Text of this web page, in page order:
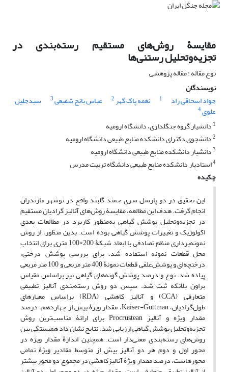
مقایسۀ روش‌های مستقیم رسته‌بندی در
تجزیه‌و‌تحلیل رستنی‌ها
نوع مقاله : مقاله پژوهشی
نویسندگان
جواد اسحاقی راد
1 نغمه پاک گهر2 عباس بانج شفیعی3 سیدجلیل
علوی4
1 دانشیار گروه جنگلداری، دانشگاه ارومیه
2دانشجوی دکترای دانشکده منابع طبیعی دانشگاه ارومیه
3دانشیار دانشکده منابع طبیعی دانشگاه ارومیه
4استادیار دانشکده منابع طبیعی دانشگاه تربیت مدرس
چکیده
این تحقیق در دو پارسل سری جمند گلبند واقع در نوشهر مازندران
انجام گرفت. هدف این مطالعه، مقایسۀ روش‌های آنالیز گرادیان مستقیم
در تجزیه‌وتحلیل پوشش گیاهی به‌منظور کاربرد در مطالعات بعدی
اکولوژیک و تغییرات پوشش گیاهی بوده است. بدین منظور، از روش
نمونه‌برداری منظم تصادفی با ابعاد شبکۀ 200×100 متری برای انتخاب
محل قطعات نمونه استفاده شد. برای بررسی پوشش درختی،
درختچه‌ای و پوشش‌علفی قطعات نمونۀ 400 متر مربعی و 100 متر مربعی
پیاده شد. نوع و درصد پوشش گونه‌های گیاهی نیز براساس مقیاس
براون بلانکه ثبت شد. سپس دو روش رسته‌بندی آنالیز تطبیقی
متعارفی (CCA) و آنالیز کاهشی (RDA) براساس معیارهای
طول‌گرادیان، Kaiser-Guttman، مقدار ویژۀ بیش از چهاردهم، درصد
مقدار ویژه و آنالیز Procrustean برای ارائۀ مناسب‌ترین روش
تجزیه‌و‌تحلیل پوشش گیاهی ارزیابی شد. نتایج نشان داد همبستگی بین
روش‌های رسته‌بندی معنی‌دار است. همچنین اندازۀ مقدار ویژه در
محور اول و دوم هر دو آنالیز بیش از متوسط مقادیر ویژۀ تمامی
محورهاست، درصد مقدار ویژۀ آنالیزکاهشی در مجموع دو محور بیشتر